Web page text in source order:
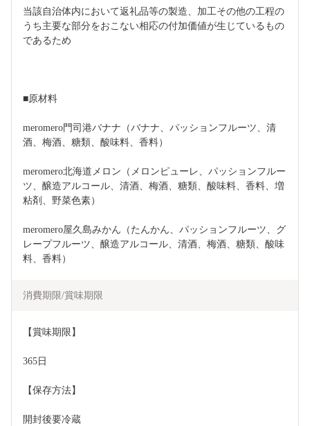
当該自治体内において返礼品等の製造、加工その他の工程の
うち主要な部分をおこない相応の付加価値が生じているもの
であるため
■原材料
meromero門司港バナナ（バナナ、パッションフルーツ、清
酒、梅酒、糖類、酸味料、香料）
meromero北海道メロン（メロンピューレ、パッションフルー
ツ、醸造アルコール、清酒、梅酒、糖類、酸味料、香料、増
粘剤、野菜色素）
meromero屋久島みかん（たんかん、パッションフルーツ、グ
レープフルーツ、醸造アルコール、清酒、梅酒、糖類、酸味
料、香料）
消費期限/賞味期限
【賞味期限】
365日
【保存方法】
開封後要冷蔵